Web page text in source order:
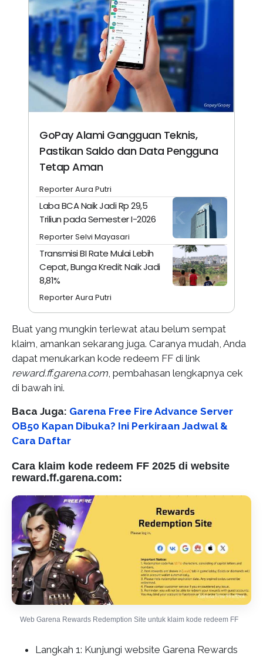
GoPay Alami Gangguan Teknis,
Pastikan Saldo dan Data Pengguna
Tetap Aman
Reporter Aura Putri
Laba BCA Naik Jadi Rp 29,5
Triliun pada Semester I-2026
Reporter Selvi Mayasari
Transmisi BI Rate Mulai Lebih
Cepat, Bunga Kredit Naik Jadi
8,81%
Reporter Aura Putri
Buat yang mungkin terlewat atau belum sempat
klaim, amankan sekarang juga. Caranya mudah, Anda
dapat menukarkan kode redeem FF di link
reward.ff.garena.com , pembahasan lengkapnya cek
di bawah ini.
Baca Juga: Garena Free Fire Advance Server
OB50 Kapan Dibuka? Ini Perkiraan Jadwal &
Cara Daftar
Cara klaim kode redeem FF 2025 di website
reward.ff.garena.com:
Web Garena Rewards Redemption Site untuk klaim kode redeem FF
Langkah 1: Kunjungi website Garena Rewards